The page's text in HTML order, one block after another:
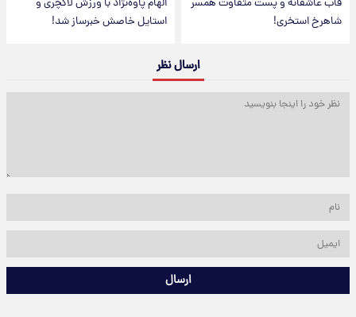
قاب عاشقانه و پست متفاوت همسر
شاهرخ استخری!
الهام پاوه‌نژاد با ورزش لاکچری و
استایل خاصش خبرساز شد!
ارسال نظر
ارسال